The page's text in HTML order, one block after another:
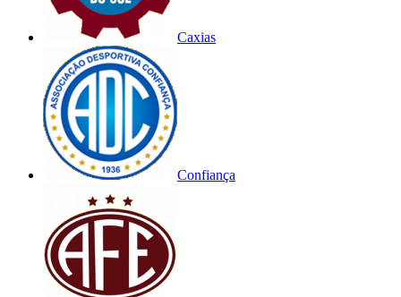
Caxias
Confiança